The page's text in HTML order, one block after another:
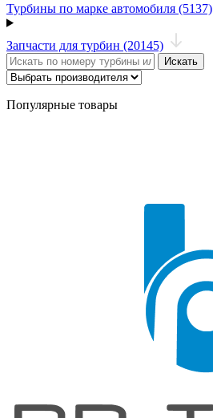
Турбины по марке автомобиля (5137)
Запчасти для турбин (20145)
Искать
Популярные товары